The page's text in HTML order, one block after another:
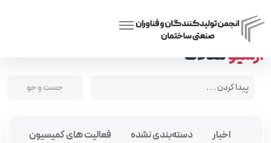
آرشیومقالات
اخبار دسته‌بندی نشده
فعالیت های کمیسیون